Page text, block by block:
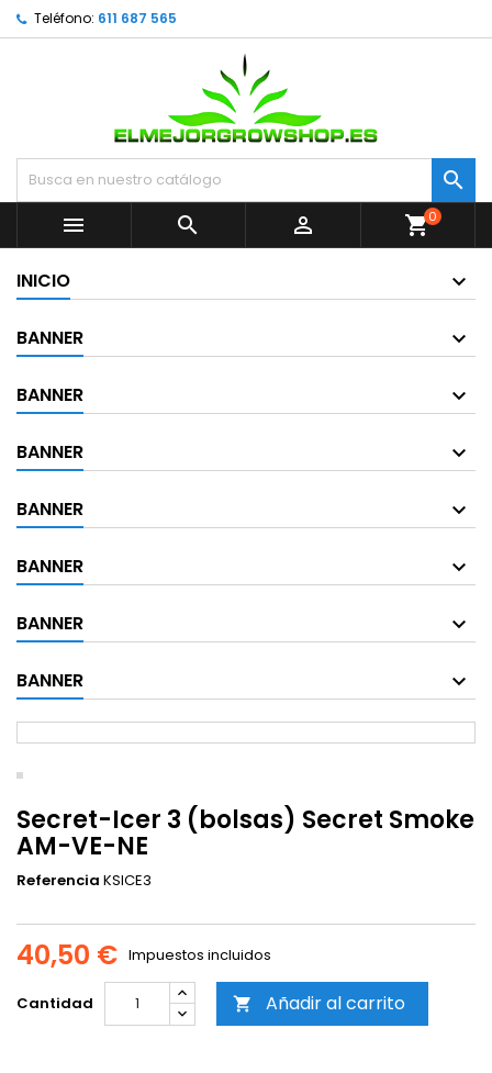
Teléfono: 611 687 565


  shopping_cart0
INICIO
BANNER
BANNER
BANNER
BANNER
BANNER
BANNER
BANNER
Secret-Icer 3 (bolsas) Secret Smoke
AM-VE-NE
Referencia KSICE3
40,50 € Impuestos incluidos
Cantidad  Añadir al carrito